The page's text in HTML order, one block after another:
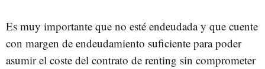
Es muy importante que no esté endeudada y que cuente
con margen de endeudamiento suficiente para poder
asumir el coste del contrato de renting sin comprometer